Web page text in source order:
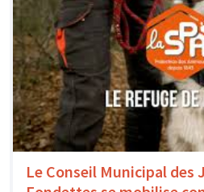
Le Conseil Municipal des